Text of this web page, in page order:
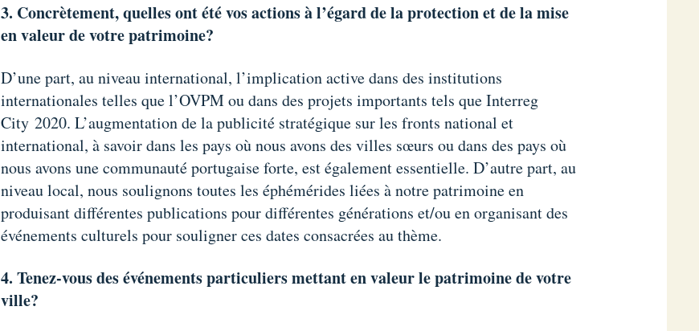
3. Concrètement, quelles ont été vos actions à l’égard de la protection et de la mise
en valeur de votre patrimoine?
D’une part, au niveau international, l’implication active dans des institutions
internationales telles que l’OVPM ou dans des projets importants tels que Interreg
City 2020. L’augmentation de la publicité stratégique sur les fronts national et
international, à savoir dans les pays où nous avons des villes sœurs ou dans des pays où
nous avons une communauté portugaise forte, est également essentielle. D’autre part, au
niveau local, nous soulignons toutes les éphémérides liées à notre patrimoine en
produisant différentes publications pour différentes générations et/ou en organisant des
événements culturels pour souligner ces dates consacrées au thème.
4. Tenez-vous des événements particuliers mettant en valeur le patrimoine de votre
ville?